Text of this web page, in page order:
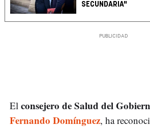
SECUNDARIA"
El consejero de Salud del
Fernando Domínguez, ha